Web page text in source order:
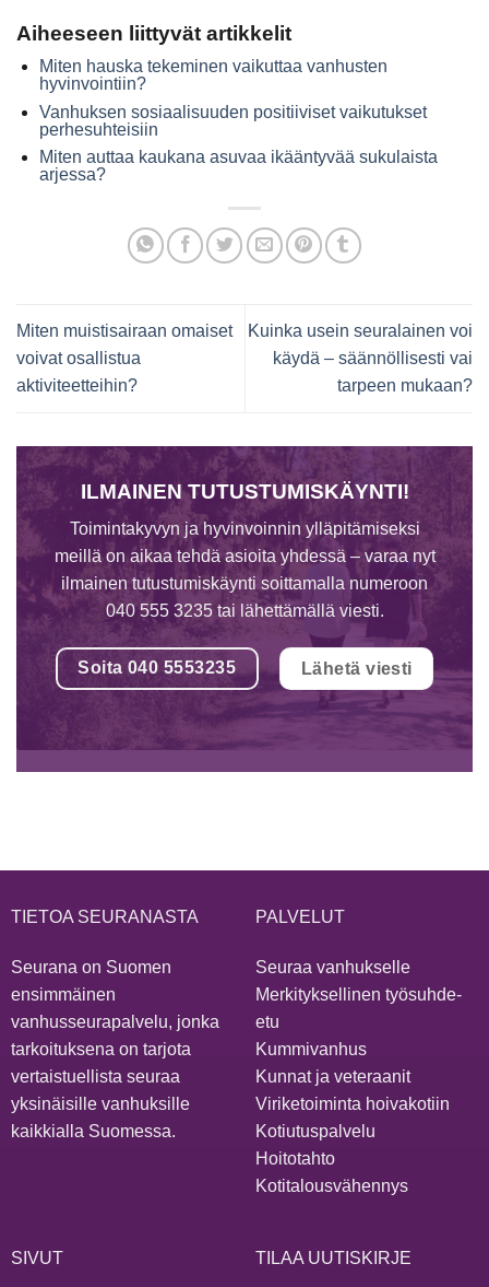
Aiheeseen liittyvät artikkelit
Miten hauska tekeminen vaikuttaa vanhusten
hyvinvointiin?
Vanhuksen sosiaalisuuden positiiviset vaikutukset
perhesuhteisiin
Miten auttaa kaukana asuvaa ikääntyvää sukulaista
arjessa?
Miten muistisairaan omaiset
voivat osallistua
aktiviteetteihin?
Kuinka usein seuralainen voi
käydä – säännöllisesti vai
tarpeen mukaan?
ILMAINEN TUTUSTUMISKÄYNTI!
Toimintakyvyn ja hyvinvoinnin ylläpitämiseksi
meillä on aikaa tehdä asioita yhdessä – varaa nyt
ilmainen tutustumiskäynti soittamalla numeroon
040 555 3235 tai lähettämällä viesti.
Soita 040 5553235 Lähetä viesti
TIETOA SEURANASTA
Seurana on Suomen
ensimmäinen
vanhusseurapalvelu, jonka
tarkoituksena on tarjota
vertaistuellista seuraa
yksinäisille vanhuksille
kaikkialla Suomessa.
PALVELUT
Seuraa vanhukselle
Merkityksellinen työsuhde-
etu
Kummivanhus
Kunnat ja veteraanit
Viriketoiminta hoivakotiin
Kotiutuspalvelu
Hoitotahto
Kotitalousvähennys
SIVUT TILAA UUTISKIRJE